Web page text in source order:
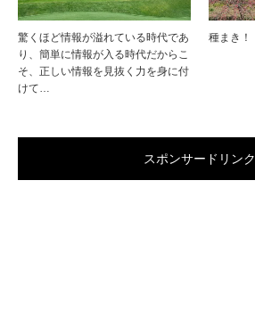
驚くほど情報が溢れている時代であ
り、簡単に情報が入る時代だからこ
そ、正しい情報を見抜く力を身に付
けて…
種まき！
スポンサードリンク